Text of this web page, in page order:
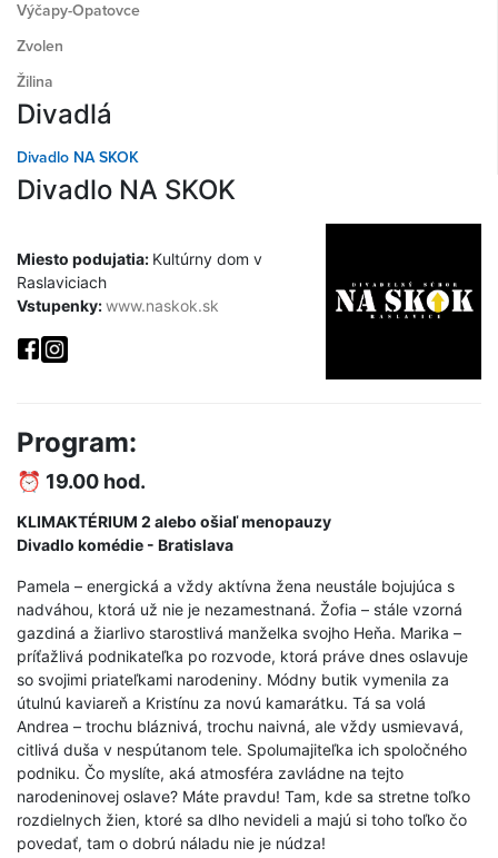
Výčapy-Opatovce
Zvolen
Žilina
Divadlá
Divadlo NA SKOK
Divadlo NA SKOK
Miesto podujatia: Kultúrny dom v
Raslaviciach
Vstupenky:www.naskok.sk
Program:
⏰ 19.00 hod.
KLIMAKTÉRIUM 2 alebo ošiaľ menopauzy
Divadlo komédie - Bratislava
Pamela – energická a vždy aktívna žena neustále bojujúca s
nadváhou, ktorá už nie je nezamestnaná. Žofia – stále vzorná
gazdiná a žiarlivo starostlivá manželka svojho Heňa. Marika –
príťažlivá podnikateľka po rozvode, ktorá práve dnes oslavuje
so svojimi priateľkami narodeniny. Módny butik vymenila za
útulnú kaviareň a Kristínu za novú kamarátku. Tá sa volá
Andrea – trochu bláznivá, trochu naivná, ale vždy usmievavá,
citlivá duša v nespútanom tele. Spolumajiteľka ich spoločného
podniku. Čo myslíte, aká atmosféra zavládne na tejto
narodeninovej oslave? Máte pravdu! Tam, kde sa stretne toľko
rozdielnych žien, ktoré sa dlho nevideli a majú si toho toľko čo
povedať, tam o dobrú náladu nie je núdza!